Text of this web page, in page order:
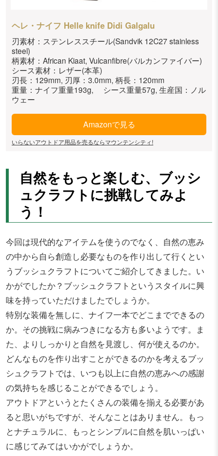
ヘレ・ナイフ Helle knife Didi Galgalu
刃素材：ステンレススチール(Sandvik 12C27 stainless
steel)
柄素材：African Kiaat, Vulcanfibre(バルカンファイバー)
シース素材：レザー(本革)
刃長：129mm, 刃厚：3.0mm, 柄長：120mm
重量：ナイフ重量193g, シース重量57g, 生産国：ノル
ウェー
Amazonで見る
いらないアウトドア用品を売るならマウンテンシティ!
自然をもっと楽しむ、ブッシ
ュクラフトに挑戦してみよ
う！
今回は現代的なアイテムを使うのでなく、自然の恵み
の中から自ら創造し必要なものを作り出して行くとい
うブッシュクラフトについてご紹介してきました。い
かがでしたか？ブッシュクラフトというスタイルに興
味を持っていただけましたでしょうか。
特別な装備を無しに、ナイフ一本でどこまでできるの
か。その挑戦に病みつきになる方も多いようです。ま
た、よりしっかりと自然を見渡し、何が使えるのか。
どんなものを作り出すことができるのかを考えるブッ
シュクラフトでは、いつも以上に自然の恵みへの感謝
の気持ちを感じることができるでしょう。
アウトドアというとたくさんの装備を揃える必要があ
ると思いがちですが、そんなことはありません。もっ
とナチュラルに、もっとシンプルに自然を肌いっぱい
に感じてみてはいかがでしょうか。